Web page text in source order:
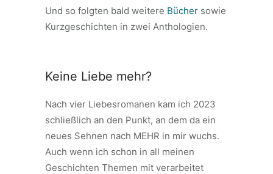
Und so folgten bald weitere Bücher sowie
Kurzgeschichten in zwei Anthologien.
Keine Liebe mehr?
Nach vier Liebesromanen kam ich 2023
schließlich an den Punkt, an dem da ein
neues Sehnen nach MEHR in mir wuchs.
Auch wenn ich schon in all meinen
Geschichten Themen mit verarbeitet